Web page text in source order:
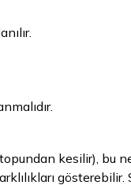
kesilir), bu
gösterebilir.